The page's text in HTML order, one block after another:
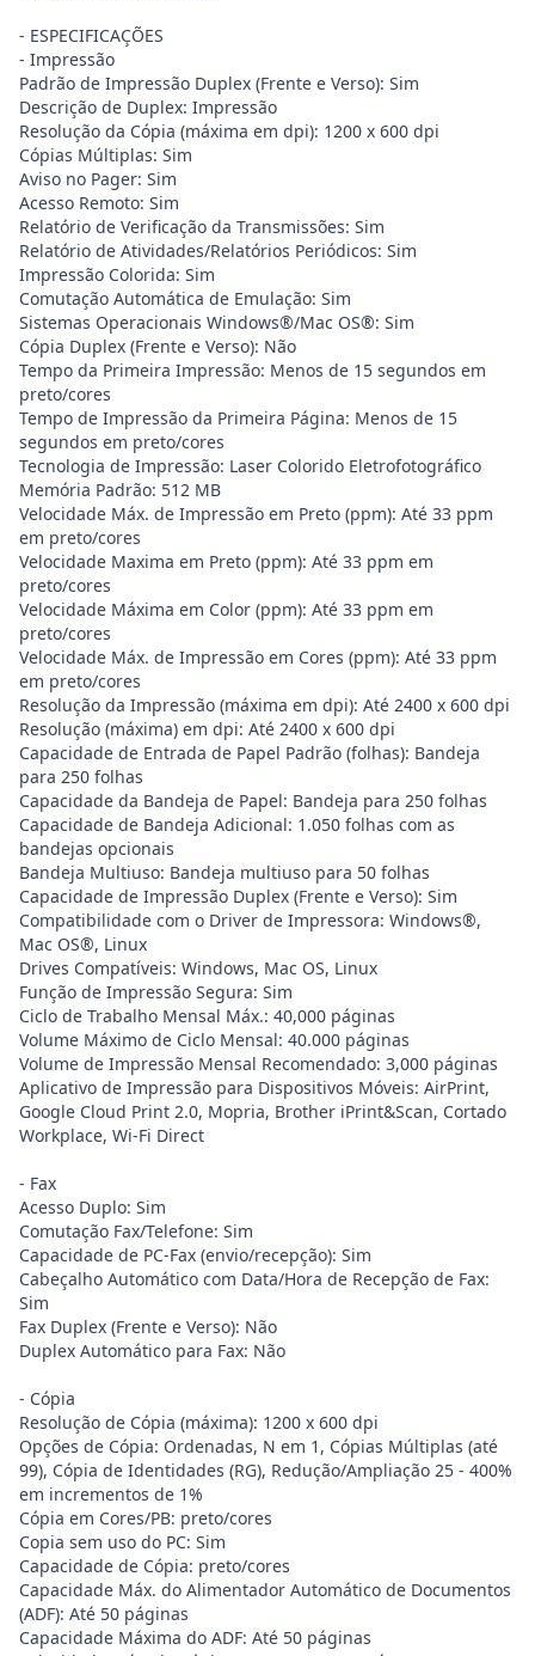
- ESPECIFICAÇÕES
- Impressão
Padrão de Impressão Duplex (Frente e Verso): Sim
Descrição de Duplex: Impressão
Resolução da Cópia (máxima em dpi): 1200 x 600 dpi
Cópias Múltiplas: Sim
Aviso no Pager: Sim
Acesso Remoto: Sim
Relatório de Verificação da Transmissões: Sim
Relatório de Atividades/Relatórios Periódicos: Sim
Impressão Colorida: Sim
Comutação Automática de Emulação: Sim
Sistemas Operacionais Windows®/Mac OS®: Sim
Cópia Duplex (Frente e Verso): Não
Tempo da Primeira Impressão: Menos de 15 segundos em
preto/cores
Tempo de Impressão da Primeira Página: Menos de 15
segundos em preto/cores
Tecnologia de Impressão: Laser Colorido Eletrofotográfico
Memória Padrão: 512 MB
Velocidade Máx. de Impressão em Preto (ppm): Até 33 ppm
em preto/cores
Velocidade Maxima em Preto (ppm): Até 33 ppm em
preto/cores
Velocidade Máxima em Color (ppm): Até 33 ppm em
preto/cores
Velocidade Máx. de Impressão em Cores (ppm): Até 33 ppm
em preto/cores
Resolução da Impressão (máxima em dpi): Até 2400 x 600 dpi
Resolução (máxima) em dpi: Até 2400 x 600 dpi
Capacidade de Entrada de Papel Padrão (folhas): Bandeja
para 250 folhas
Capacidade da Bandeja de Papel: Bandeja para 250 folhas
Capacidade de Bandeja Adicional: 1.050 folhas com as
bandejas opcionais
Bandeja Multiuso: Bandeja multiuso para 50 folhas
Capacidade de Impressão Duplex (Frente e Verso): Sim
Compatibilidade com o Driver de Impressora: Windows®,
Mac OS®, Linux
Drives Compatíveis: Windows, Mac OS, Linux
Função de Impressão Segura: Sim
Ciclo de Trabalho Mensal Máx.: 40,000 páginas
Volume Máximo de Ciclo Mensal: 40.000 páginas
Volume de Impressão Mensal Recomendado: 3,000 páginas
Aplicativo de Impressão para Dispositivos Móveis: AirPrint,
Google Cloud Print 2.0, Mopria, Brother iPrint&Scan, Cortado
Workplace, Wi-Fi Direct
- Fax
Acesso Duplo: Sim
Comutação Fax/Telefone: Sim
Capacidade de PC-Fax (envio/recepção): Sim
Cabeçalho Automático com Data/Hora de Recepção de Fax:
Sim
Fax Duplex (Frente e Verso): Não
Duplex Automático para Fax: Não
- Cópia
Resolução de Cópia (máxima): 1200 x 600 dpi
Opções de Cópia: Ordenadas, N em 1, Cópias Múltiplas (até
99), Cópia de Identidades (RG), Redução/Ampliação 25 - 400%
em incrementos de 1%
Cópia em Cores/PB: preto/cores
Copia sem uso do PC: Sim
Capacidade de Cópia: preto/cores
Capacidade Máx. do Alimentador Automático de Documentos
(ADF): Até 50 páginas
Capacidade Máxima do ADF: Até 50 páginas